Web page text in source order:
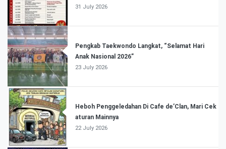
31 July 2026
Pengkab Taekwondo Langkat, “Selamat Hari
Anak Nasional 2026”
23 July 2026
Heboh Penggeledahan Di Cafe de’Clan, Mari Cek
aturan Mainnya
22 July 2026